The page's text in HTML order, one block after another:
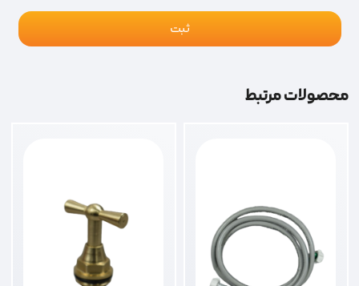
محصولات مرتبط